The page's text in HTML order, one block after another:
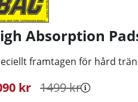
Absorption
framtagen för hård
1499kr
kr